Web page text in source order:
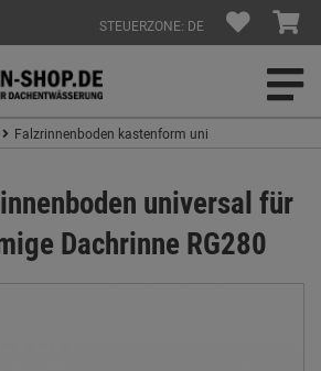
STEUERZONE: DE
Falzrinnenboden kastenform uni
universal für
Dachrinne RG280